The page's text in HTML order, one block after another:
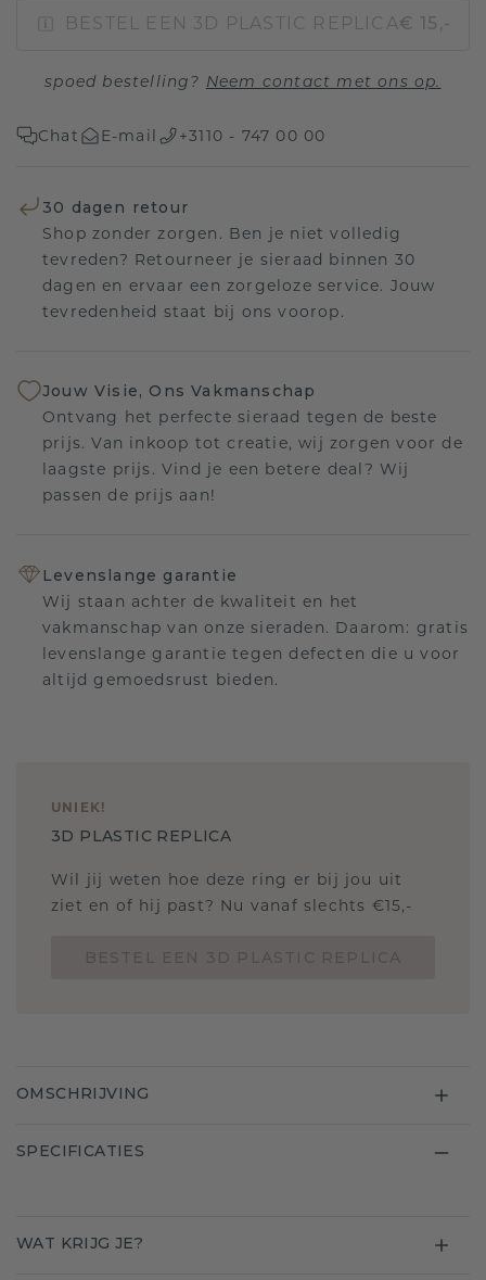
BESTEL EEN 3D PLASTIC REPLICA€ 15,-
spoed bestelling? Neem contact met ons op.
Chat E-mail +3110 - 747 00 00
30 dagen retour
Shop zonder zorgen. Ben je niet volledig
tevreden? Retourneer je sieraad binnen 30
dagen en ervaar een zorgeloze service. Jouw
tevredenheid staat bij ons voorop.
Jouw Visie, Ons Vakmanschap
Ontvang het perfecte sieraad tegen de beste
prijs. Van inkoop tot creatie, wij zorgen voor de
laagste prijs. Vind je een betere deal? Wij
passen de prijs aan!
Levenslange garantie
Wij staan achter de kwaliteit en het
vakmanschap van onze sieraden. Daarom: gratis
levenslange garantie tegen defecten die u voor
altijd gemoedsrust bieden.
UNIEK!
3D PLASTIC REPLICA
Wil jij weten hoe deze ring er bij jou uit
ziet en of hij past? Nu vanaf slechts €15,-
OMSCHRIJVING
SPECIFICATIES
WAT KRIJG JE?